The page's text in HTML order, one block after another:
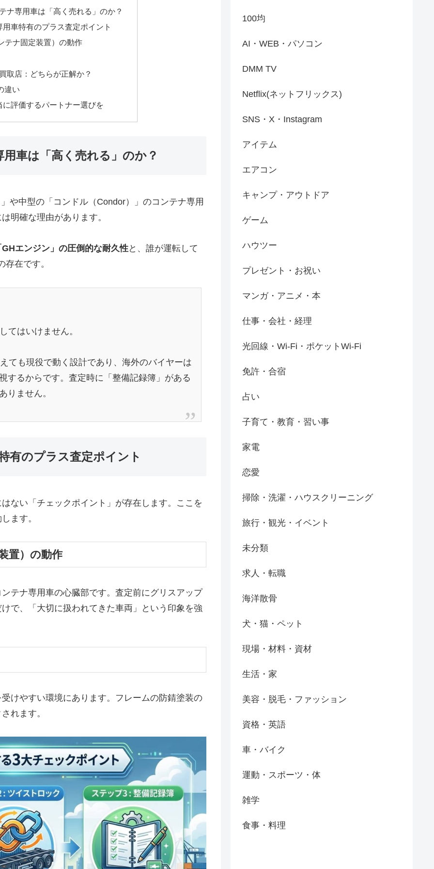
ナ専用車は「高く売れる」のか？
車特有のプラス査定ポイント
テナ固定装置）の動作
取店：どちらが正解か？
違い
評価するパートナー選びを
車は「高く売れる」のか？
や中型の「コンドル（Condor）」のコンテナ専用
明確な理由があります。
GHエンジン」の圧倒的な耐久性と、誰が運転して
存在です。
てはいけません。
ても現役で動く設計であり、海外のバイヤーは
するからです。査定時に「整備記録簿」がある
りません。
有のプラス査定ポイント
ない「チェックポイント」が存在します。ここを
ます。
置）の動作
テナ専用車の心臓部です。査定前にグリスアップ
で、「大切に扱われてきた車両」という印象を強
けやすい環境にあります。フレームの防錆塗装の
れます。
100均
AI・WEB・パソコン
DMM TV
Netflix(ネットフリックス)
SNS・X・Instagram
アイテム
エアコン
キャンプ・アウトドア
ゲーム
ハウツー
プレゼント・お祝い
マンガ・アニメ・本
仕事・会社・経理
光回線・Wi-Fi・ポケットWi-Fi
免許・合宿
占い
子育て・教育・習い事
家電
恋愛
掃除・洗濯・ハウスクリーニング
旅行・観光・イベント
未分類
求人・転職
海洋散骨
犬・猫・ペット
現場・材料・資材
生活・家
美容・脱毛・ファッション
資格・英語
車・バイク
運動・スポーツ・体
雑学
食事・料理